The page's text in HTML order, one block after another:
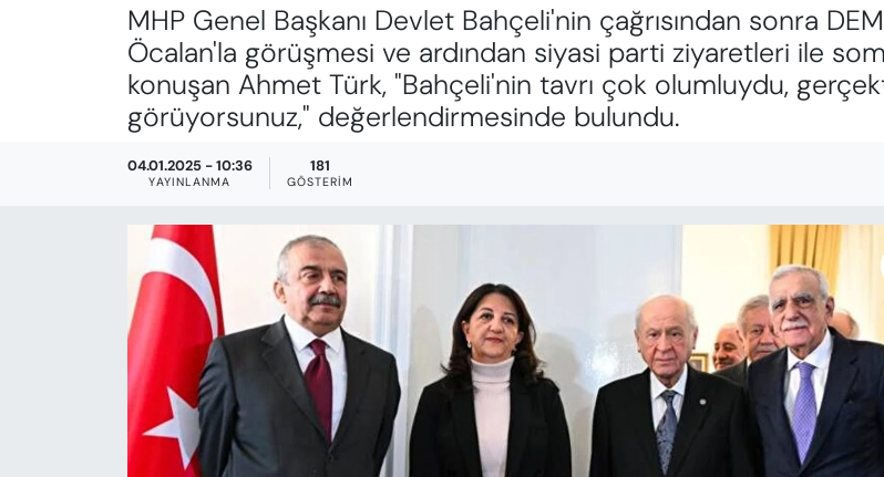
MHP Genel Başkanı Devlet Bahçeli'nin çağrısından sonra
Öcalan'la görüşmesi ve ardından siyasi parti ziyaretleri ile
konuşan Ahmet Türk, "Bahçeli'nin tavrı çok olumluydu,
görüyorsunuz," değerlendirmesinde bulundu.
04.01.2025 - 10:36
YAYINLANMA
181
GÖSTERIM
FAYDALI BİLGİLER
GÜNDEM
KÜLTÜR-SANAT
MAGAZİN
Süper Lig Puan Durumu ve Fikstür
Tüm Manşetler
Son Dakika Haberleri
Haber Arşivi